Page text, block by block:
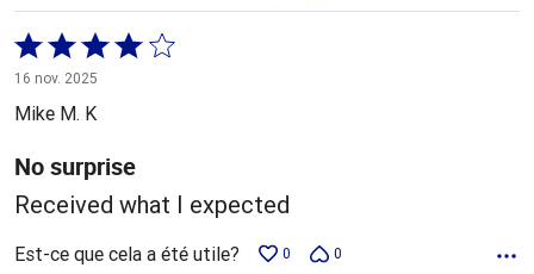
Coté
4 sur
5
16 nov. 2025
Mike M. K
No surprise
Received what I expected
Est-ce que cela a été utile? 0 0